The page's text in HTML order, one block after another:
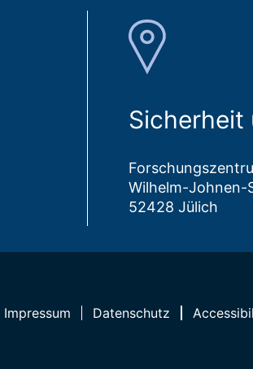
Sicherheit
Wilhelm-Johnen-
52428 Jülich
Impressum Datenschutz